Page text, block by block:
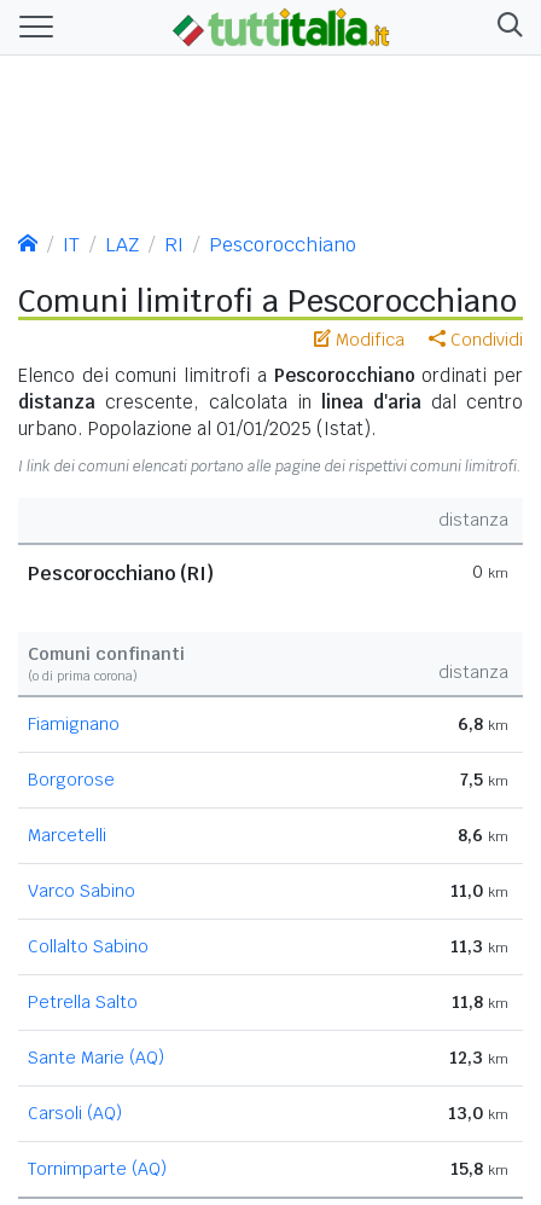
IT LAZ RI Pescorocchiano
Comuni limitrofi a Pescorocchiano
Modifica Condividi
Elenco dei comuni limitrofi a Pescorocchiano ordinati per
distanza crescente, calcolata in linea d'aria dal centro
urbano. Popolazione al 01/01/2025 (Istat).
I link dei comuni elencati portano alle pagine dei rispettivi comuni limitrofi.
distanza
Pescorocchiano (RI) 0 km
Comuni confinanti
(o di prima corona) distanza
Fiamignano 6,8 km
Borgorose 7,5 km
Marcetelli 8,6 km
Varco Sabino 11,0 km
Collalto Sabino 11,3 km
Petrella Salto 11,8 km
Sante Marie (AQ) 12,3 km
Carsoli (AQ) 13,0 km
Tornimparte (AQ) 15,8 km